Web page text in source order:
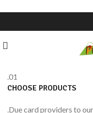
01.
CHOOSE PRODUCTS
Due card providers to